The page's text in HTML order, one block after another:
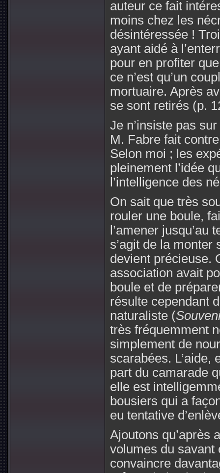
auteur ce fait
moins chez les
désintéressée !
ayant aidé à
pour en profiter
ce n’est qu’un
mortuaire. Après
se sont retirés (p.
Je n’insiste pas
M. Fabre fait
Selon moi ; les
pleinement l’idée
l’intelligence des
On sait que très
rouler une boule,
l’amener jusqu’au
s’agit de la monter
devient précieuse.
association avait
boule et de
résulte cependant
naturaliste (
très fréquemment
simplement de
scarabées. L’aide,
part du camarade
elle est
bousiers qui a
eu tentative
Ajoutons qu’après
volumes du savant
convaincre